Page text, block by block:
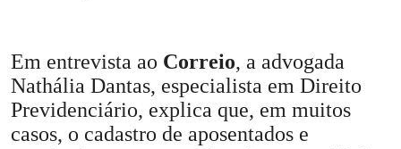
Em entrevista ao Correio, a advogada
Nathália Dantas, especialista em Direito
Previdenciário, explica que, em muitos
casos, o cadastro de aposentados e